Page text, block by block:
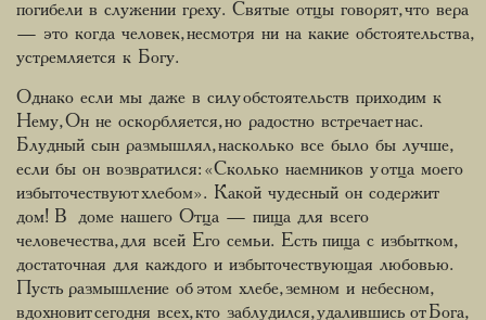
погибели в служении греху. Святые отцы говорят, что вера
— это когда человек, несмотря ни на какие обстоятельства,
устремляется к Богу.
Однако если мы даже в силу обстоятельств приходим к
Нему, Он не оскорбляется, но радостно встречает нас.
Блудный сын размышлял, насколько все было бы лучше,
если бы он возвратился: «Сколько наемников у отца моего
избыточествуют хлебом». Какой чудесный он содержит
дом! В доме нашего Отца — пища для всего
человечества, для всей Его семьи. Есть пища с избытком,
достаточная для каждого и избыточествующая любовью.
Пусть размышление об этом хлебе, земном и небесном,
вдохновит сегодня всех, кто заблудился, удалившись от Бога,